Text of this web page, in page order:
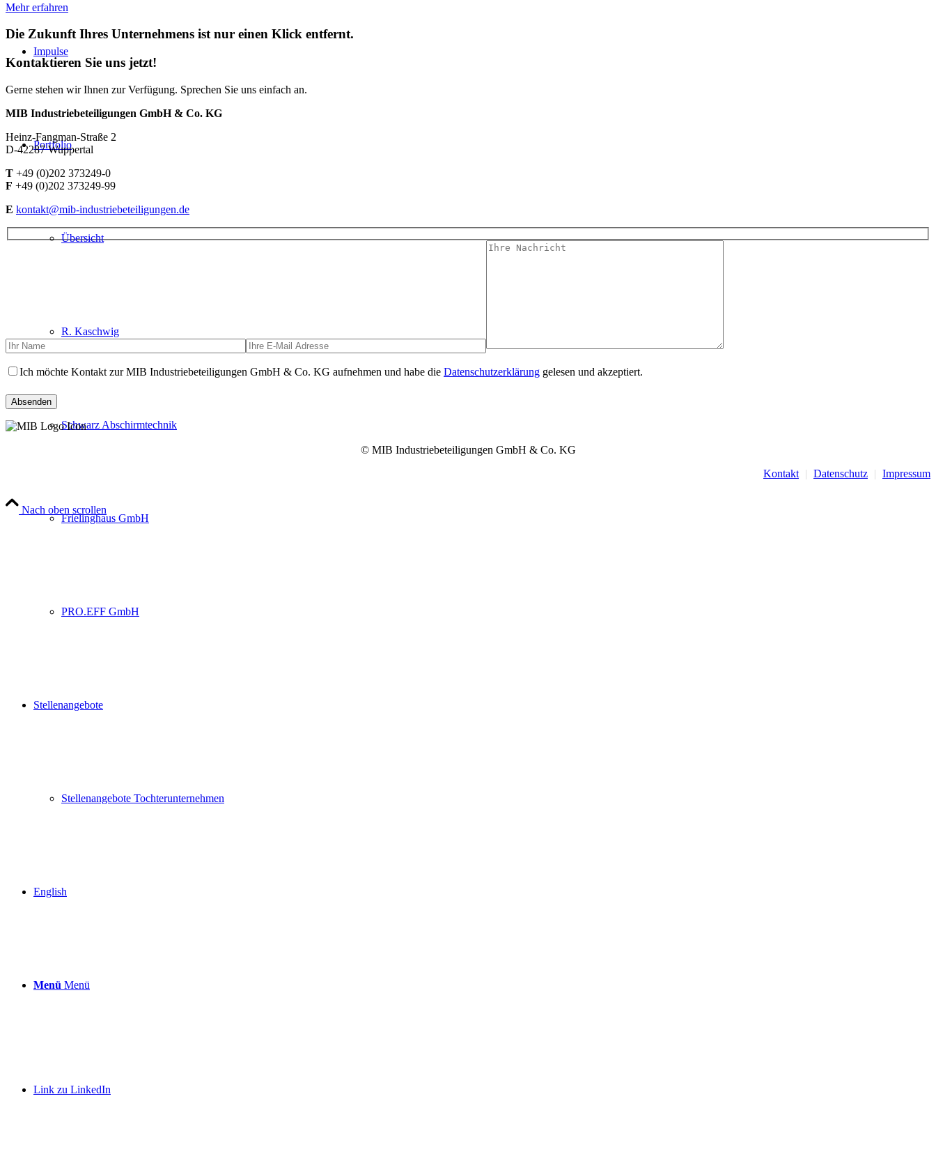
Impulse
Portfolio
Übersicht
R. Kaschwig
Schwarz Abschirmtechnik
Frielinghaus GmbH
PRO.EFF GmbH
Stellenangebote
Stellenangebote Tochterunternehmen
English
Menü Menü
Link zu LinkedIn
Mehr erfahren
Die Zukunft Ihres Unternehmens ist nur einen Klick entfernt.
Kontaktieren Sie uns jetzt!
Gerne stehen wir Ihnen zur Verfügung. Sprechen Sie uns einfach an.
MIB Industriebeteiligungen GmbH & Co. KG
Heinz-Fangman-Straße 2
D-42287 Wuppertal
T +49 (0)202 373249-0
F +49 (0)202 373249-99
E kontakt@mib-industriebeteiligungen.de
Ich möchte Kontakt zur MIB Industriebeteiligungen GmbH & Co. KG aufnehmen und habe die Datenschutzerklärung gelesen und akzeptiert.
Please leave this field empty.
© MIB Industriebeteiligungen GmbH & Co. KG
Kontakt | Datenschutz | Impressum
Nach oben scrollen